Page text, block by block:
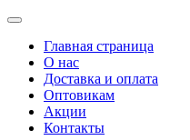
Главная страница
О нас
Доставка и оплата
Оптовикам
Акции
Контакты